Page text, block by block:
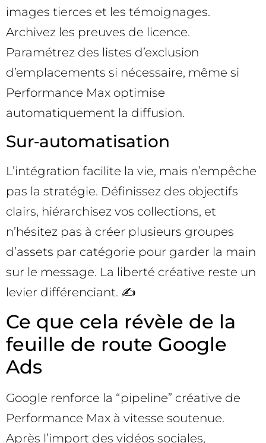
images tierces et les témoignages.
Archivez les preuves de licence.
Paramétrez des listes d’exclusion
d’emplacements si nécessaire, même si
Performance Max optimise
automatiquement la diffusion.
Sur‑automatisation
L’intégration facilite la vie, mais n’empêche
pas la stratégie. Définissez des objectifs
clairs, hiérarchisez vos collections, et
n’hésitez pas à créer plusieurs groupes
d’assets par catégorie pour garder la main
sur le message. La liberté créative reste un
levier différenciant. ✍️
Ce que cela révèle de la
feuille de route Google
Ads
Google renforce la “pipeline” créative de
Performance Max à vitesse soutenue.
Après l’import des vidéos sociales,